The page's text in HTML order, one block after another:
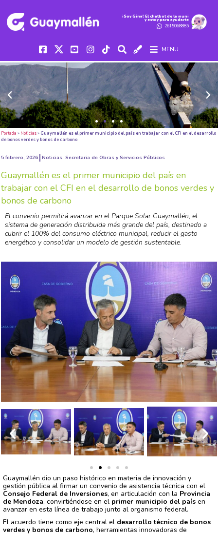
iSoy Gina! El chatbot de la muni
y estoy para ayudarte
2615068885
MENU
Portada » Noticias» Guaymallén es el primer municipio del país en trabajar con el CFI en el desarrollo
de bonos verdes y bonos de carbono
5 febrero, 2026 Noticias, Secretaria de Obras y Servicios Públicos
Guaymallén es el primer municipio del país en
trabajar con el CFI en el desarrollo de bonos verdes y
bonos de carbono
El convenio permitirá avanzar en el Parque Solar Guaymallén, el
sistema de generación distribuida más grande del país, destinado a
cubrir el 100% del consumo eléctrico municipal, reducir el gasto
energético y consolidar un modelo de gestión sustentable.
Guaymallén dio un paso histórico en materia de innovación y
gestión pública al firmar un convenio de asistencia técnica con el
Consejo Federal de Inversiones, en articulación con la Provincia
de Mendoza, convirtiéndose en el primer municipio del país en
avanzar en esta línea de trabajo junto al organismo federal.
El acuerdo tiene como eje central el desarrollo técnico de bonos
verdes y bonos de carbono, herramientas innovadoras de